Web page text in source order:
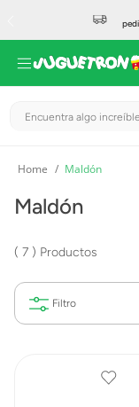
Encuentra algo
Maldón
Maldón
7 Productos